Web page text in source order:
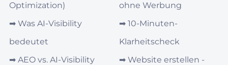
Optimization)
➡︎ Was AI‑Visibility
bedeutet
➡︎ AEO vs. AI‑Visibility
ohne Werbung
➡︎ 10-Minuten-
Klarheitscheck
➡︎ Website erstellen -